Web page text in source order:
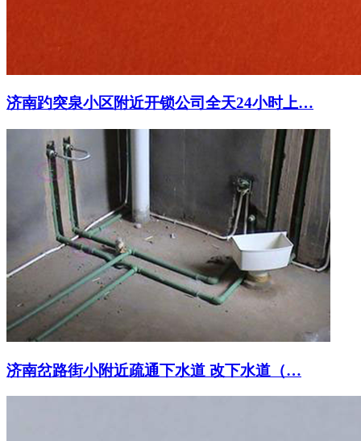
济南趵突泉小区附近开锁公司全天24小时上…
济南岔路街小附近疏通下水道 改下水道（…